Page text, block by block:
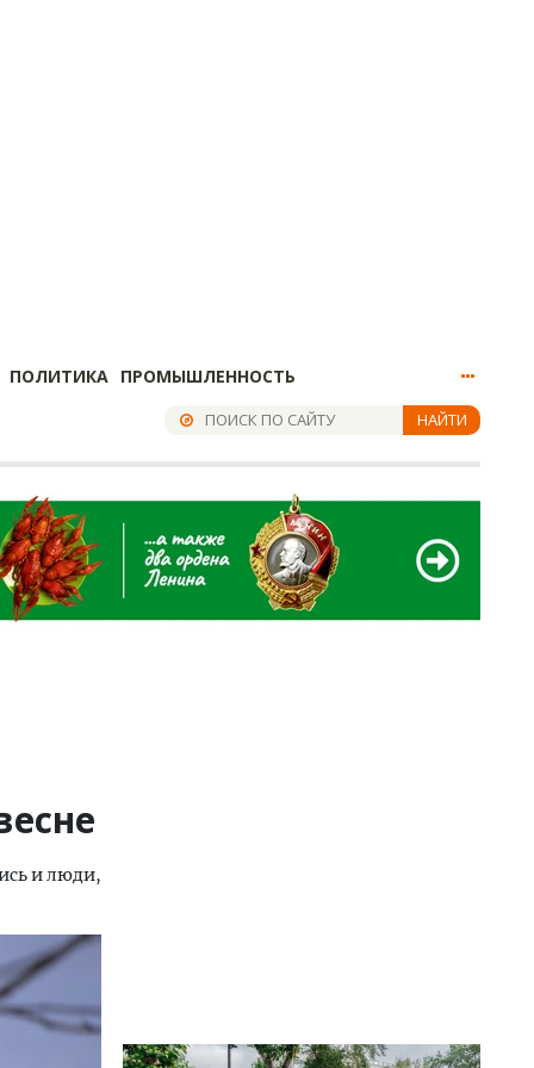
ПОЛИТИКА ПРОМЫШЛЕННОСТЬ
НАЙТИ
и люди,